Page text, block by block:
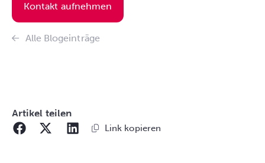
Kontakt aufnehmen
Alle Blogeinträge
Artikel teilen
Link kopieren